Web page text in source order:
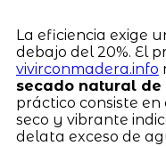
La eficiencia exige
debajo del 20%. El
vivirconmadera.info
secado natural de
práctico consiste en
seco y vibrante
delata exceso de